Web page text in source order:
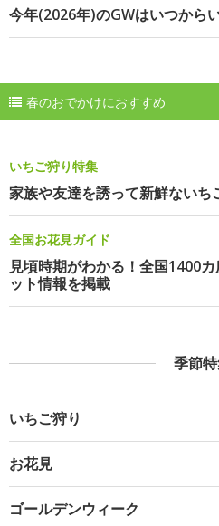
今年(2026年)のGWはいつから
春のおでかけにおすすめ
いちご狩り特集
家族や友達を誘って新鮮ないち
全国お花見ガイド
見頃時期がわかる！全国1400
ット情報を掲載
季節
いちご狩り
お花見
ゴールデンウィーク